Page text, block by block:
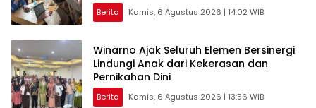
Berita Kamis, 6 Agustus 2026 | 14:02 WIB
Winarno Ajak Seluruh Elemen Bersinergi
Lindungi Anak dari Kekerasan dan
Pernikahan Dini
Berita Kamis, 6 Agustus 2026 | 13:56 WIB